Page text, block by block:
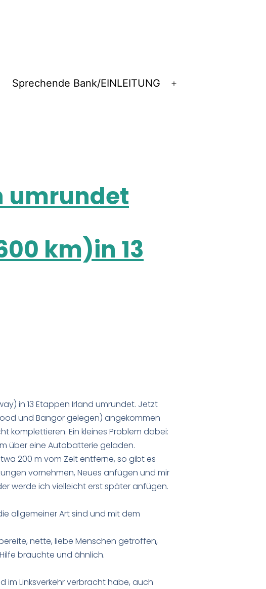
Sprechende Bank/EINLEITUNG
umrundet
km)in 13
in 13 Etappen Irland umrundet. Jetzt
und Bangor gelegen) angekommen
komplettieren. Ein kleines Problem dabei:
über eine Autobatterie geladen.
200 m vom Zelt entferne, so gibt es
vornehmen, Neues anfügen und mir
werde ich vielleicht erst später anfügen.
allgemeiner Art sind und mit dem
nette, liebe Menschen getroffen,
bräuchte und ähnlich.
im Linksverkehr verbracht habe, auch